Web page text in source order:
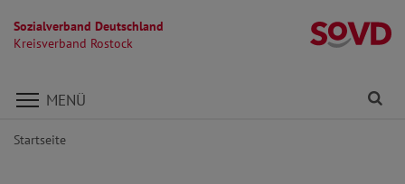
Sozialverband Deutschland
Kreisverband Rostock
Direkt zu den Inhalten springen
MENÜ
Startseite